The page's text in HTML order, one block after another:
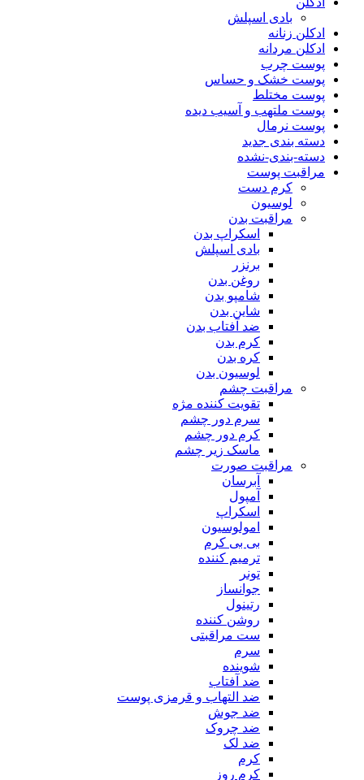
بادی اسپلش
ادکلن زنانه
ادکلن مردانه
پوست چرب
پوست خشک و حساس
پوست مختلط
پوست ملتهب و آسیب دیده
پوست نرمال
دسته بندی جدید
دسته-بندی-نشده
مراقبت پوست
کرم دست
لوسیون
مراقبت بدن
اسکراپ بدن
بادی اسپلش
برنزر
روغن بدن
شامپو بدن
شاین بدن
ضد آفتاب بدن
کرم بدن
کره بدن
لوسیون بدن
مراقبت چشم
تقویت کننده مژه
سرم دور چشم
کرم دور چشم
ماسک زیر چشم
مراقبت صورت
آبرسان
آمپول
اسکراپ
امولوسیون
بی بی کرم
ترمیم کننده
تونر
جوانساز
رتینول
روشن کننده
ست مراقبتی
سرم
شوینده
ضد آفتاب
ضد التهاب و قرمزی پوست
‌ضد جوش
ضد چروک
ضد لک
کرم
کرم روز